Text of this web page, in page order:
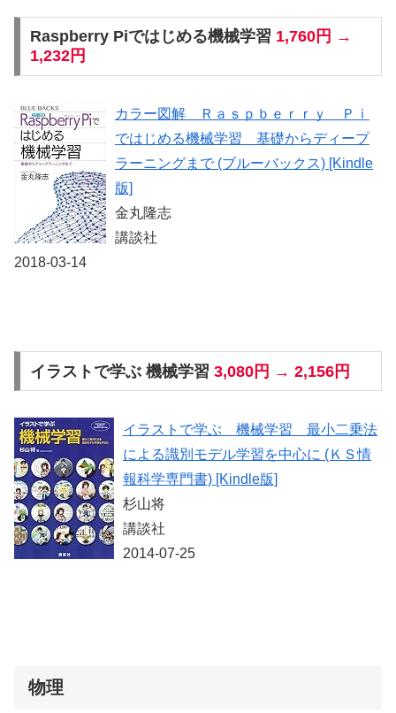
Raspberry Piではじめる機械学習 1,760円 →
1,232円
カラー図解 Ｒａｓｐｂｅｒｒｙ Ｐｉ
ではじめる機械学習 基礎からディープ
ラーニングまで (ブルーバックス) [Kindle
版]
金丸隆志
講談社
2018-03-14
イラストで学ぶ 機械学習 3,080円 → 2,156円
イラストで学ぶ 機械学習 最小二乗法
による識別モデル学習を中心に (ＫＳ情
報科学専門書) [Kindle版]
杉山将
講談社
2014-07-25
物理